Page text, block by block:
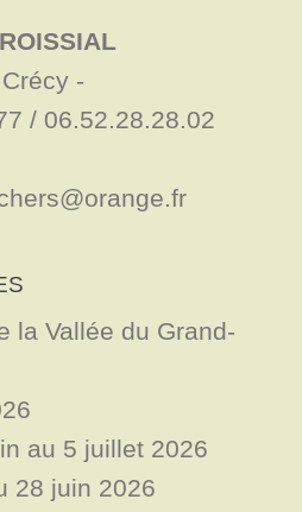
-
/ 06.52.28.28.02
la Vallée du Grand-
au 5 juillet 2026
28 juin 2026